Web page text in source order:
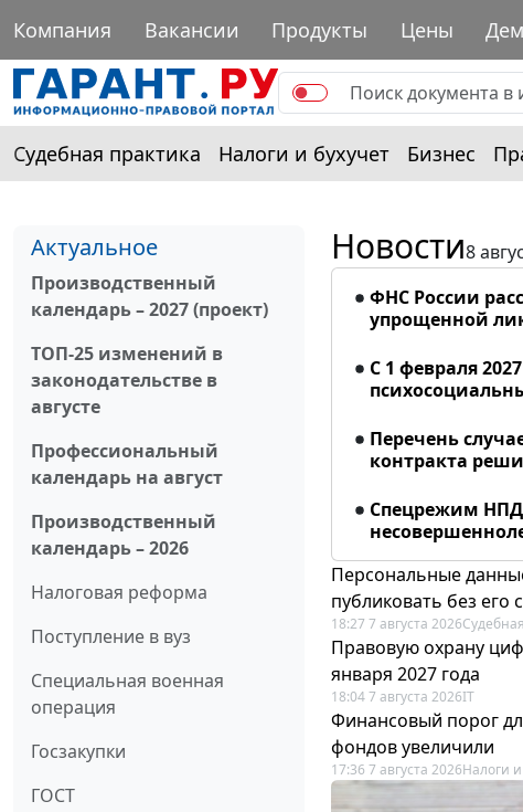
Компания Вакансии Продукты Цены
Судебная практика Налоги и бухучет Бизнес
Актуальное
Производственный
календарь – 2027 (проект)
ТОП-25 изменений в
законодательстве в
августе
Профессиональный
календарь на август
Производственный
календарь – 2026
Налоговая реформа
Поступление в вуз
Специальная военная
операция
Госзакупки
ГОСТ
Новости8
ФНС России
упрощенной
С 1 февраля
Перечень
контракта
Спецрежим НПД
Персональные
публиковать без его
18:27 7 августа 2026
Правовую охрану
января 2027 года
18:04 7 августа 2026IT
Финансовый порог
фондов увеличили
17:36 7 августа 2026Налоги